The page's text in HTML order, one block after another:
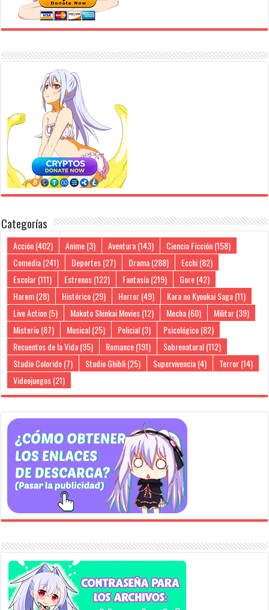
Categorías
Acción(402) Anime(3) Aventura(143) Ciencia Ficción(158)
Comedia(241) Deportes(27) Drama(288) Ecchi(82)
Escolar(111) Estrenos(122) Fantasía(219) Gore(42)
Harem(28) Histórico(29) Horror(49) Kara no Kyoukai Saga(11)
Live Action(5) Makoto Shinkai Movies(12) Mecha(60) Militar(39)
Misterio(87) Musical(25) Policial(3) Psicológico(82)
Recuentos de la Vida(95) Romance(191) Sobrenatural(112)
Studio Colorido(7) Studio Ghibli(25) Supervivencia(4) Terror(14)
Videojuegos(21)